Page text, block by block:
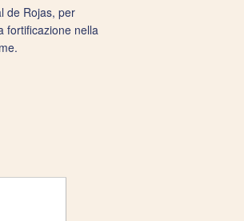
de Rojas, per
fortificazione nella